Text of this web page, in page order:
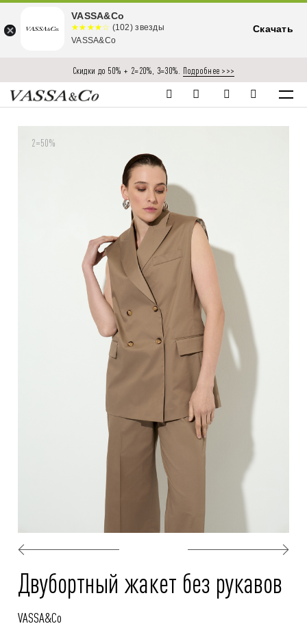
Скидки до 50% + 2=20%, 3=30%. Подробнее >>>
2=50%
Двубортный жакет без рукавов
VASSA&Co
VASSA&Co
☆☆☆☆☆
★★★★
★
(102) звезды
VASSA&Co
Скачать